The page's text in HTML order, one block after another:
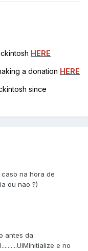
HERE
a donation HERE
since
na hora de
ou nao ?)
antes da
e no